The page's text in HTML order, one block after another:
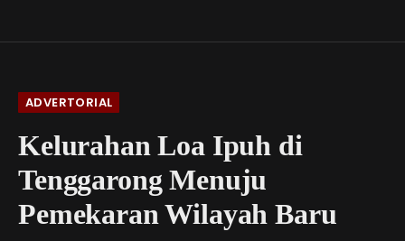
ADVERTORIAL
Kelurahan Loa Ipuh di
Tenggarong Menuju
Pemekaran Wilayah Baru